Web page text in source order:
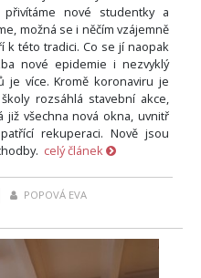
nové studentky a
možná se i něčím vzájemně
k této tradici. Co se jí naopak
nové epidemie i nezvyklý
je více. Kromě koronaviru je
rozsáhlá stavební akce,
všechna nová okna, uvnitř
rekuperaci. Nově jsou
celý článek
POPOVÁ EVA